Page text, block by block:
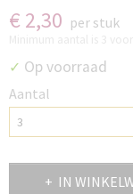
€ 2,30 per stuk
✓ Op voorraad
Aantal
IN